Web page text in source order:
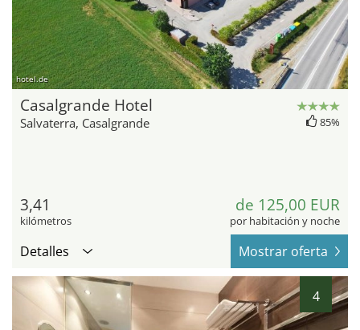
hotel.de
Casalgrande Hotel
Salvaterra, Casalgrande 85%
3,41
kilómetros
de 125,00 EUR
por habitación y noche
Detalles Mostrar oferta
4